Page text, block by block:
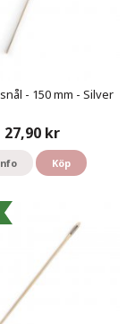
- 150 mm - Silver
27,90 kr
Köp